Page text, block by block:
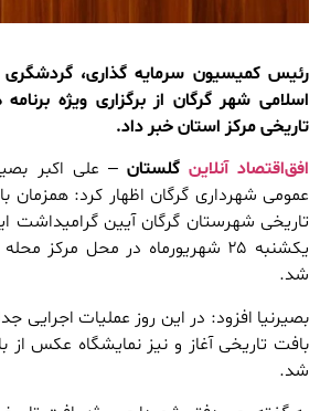
رئیس کمیسیون سرمایه گذاری،
اسلامی شهر گرگان از برگزاری ویژه
تاریخی مرکز استان خبر داد.
افق‌اقتصاد آنلاین گلستان – علی اکبر
عمومی شهرداری گرگان اظهار کرد: همزمان
تاریخی شهرستان گرگان آیین گرامیداشت
یکشنبه ۲۵ شهریورماه در محل
شد.
بصیرنیا افزود: در این روز عملیات اجرایی
بافت تاریخی آغاز و نیز نمایشگاه عکس از
شد.